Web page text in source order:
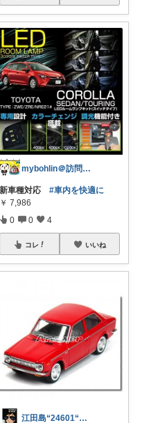
mybohlin＠訪問＆購入に感謝！
新車種対応 #車内を快適に
￥ 7,986
0 0 4
コレ いいね
江田島“24601“ユージロー